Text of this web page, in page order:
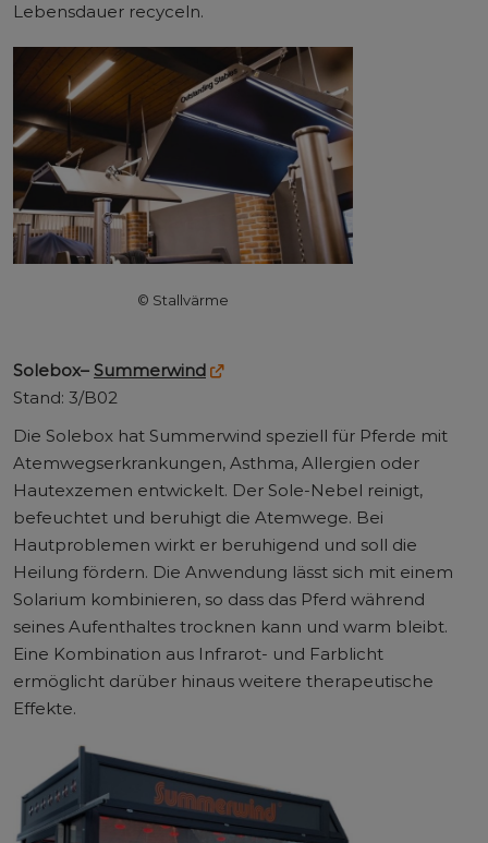
Lebensdauer recyceln.
© Stallvärme
Solebox– Summerwind
Stand: 3/B02
Die Solebox hat Summerwind speziell für Pferde mit
Atemwegserkrankungen, Asthma, Allergien oder
Hautexzemen entwickelt. Der Sole-Nebel reinigt,
befeuchtet und beruhigt die Atemwege. Bei
Hautproblemen wirkt er beruhigend und soll die
Heilung fördern. Die Anwendung lässt sich mit einem
Solarium kombinieren, so dass das Pferd während
seines Aufenthaltes trocknen kann und warm bleibt.
Eine Kombination aus Infrarot- und Farblicht
ermöglicht darüber hinaus weitere therapeutische
Effekte.